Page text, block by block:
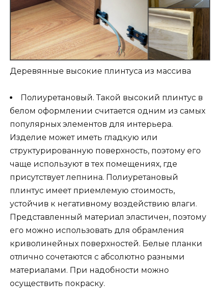
Деревянные высокие плинтуса из массива
Полиуретановый. Такой высокий плинтус в
белом оформлении считается одним из самых
популярных элементов для интерьера.
Изделие может иметь гладкую или
структурированную поверхность, поэтому его
чаще используют в тех помещениях, где
присутствует лепнина. Полиуретановый
плинтус имеет приемлемую стоимость,
устойчив к негативному воздействию влаги.
Представленный материал эластичен, поэтому
его можно использовать для обрамления
криволинейных поверхностей. Белые планки
отлично сочетаются с абсолютно разными
материалами. При надобности можно
осуществить покраску.